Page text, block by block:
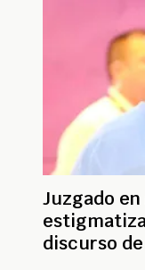
Juzgado
discurso